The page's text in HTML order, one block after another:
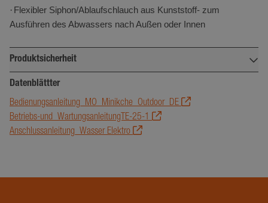
· Flexibler Siphon/Ablaufschlauch aus Kunststoff- zum
Ausführen des Abwassers nach Außen oder Innen
Produktsicherheit
Verantwortlich für Produktsicherheit:
Stengel GmbH
Max-Eyth-Straße 15
73479 Ellwangen/jagst
office@stengel-steelconcept.de
Datenblättter
Bedienungsanleitung_MO_Minikche_Outdoor_DE
Betriebs-und_WartungsanleitungTE-25-1
Anschlussanleitung_Wasser Elektro
Google-
Datenschutzerklärung